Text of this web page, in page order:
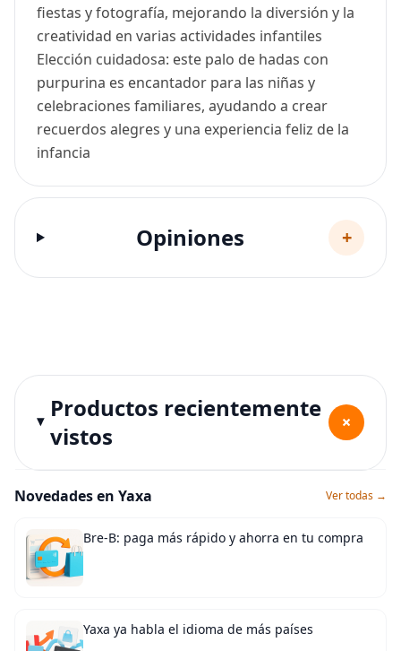
fiestas y fotografía, mejorando la diversión y la
creatividad en varias actividades infantiles
Elección cuidadosa: este palo de hadas con
purpurina es encantador para las niñas y
celebraciones familiares, ayudando a crear
recuerdos alegres y una experiencia feliz de la
infancia
Opiniones +
Productos recientemente
vistos
+
Novedades en Yaxa Ver todas →
Bre-B: paga más rápido y ahorra en tu compra
Yaxa ya habla el idioma de más países